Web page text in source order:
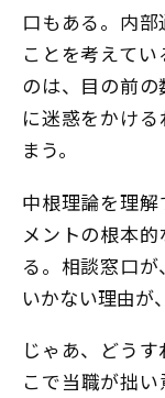
口もある。内
ことを考えて
のは、目の前
に迷惑をかけ
まう。
中根理論を理
メントの根本
る。相談窓口
いかない理由が
じゃあ、どう
こで当職が拙